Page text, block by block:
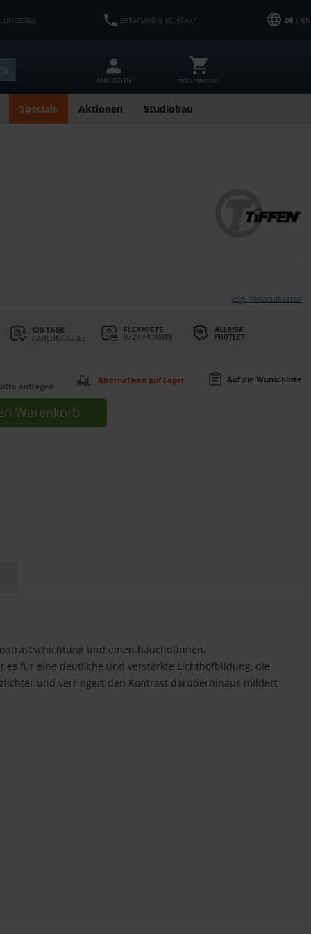
BERATUNG & KONTAKT DE| EN
ANMELDEN WARENKORB
Specials Aktionen Studiobau
zzgl. Versandkosten
anfragen
Alternativen auf Lager Auf die Wunschliste
Warenkorb
und einen hauchdünnen,
es für eine deutliche und verstärkte Lichthofbildung, die
und verringert den Kontrast darüberhinaus mildert